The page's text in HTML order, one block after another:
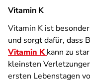
Vitamin K
Vitamin K ist
und sorgt dafür, dass
Vitamin Kkann zu
kleinsten
ersten Lebenstagen